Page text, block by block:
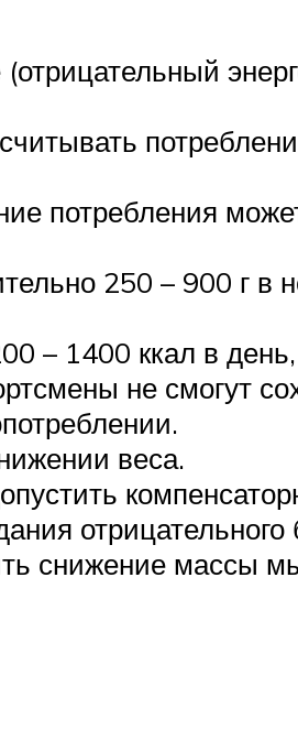
потребления
250 – 900 г в
– 1400 ккал в
не смогут
веса.
отрицательного
снижение массы